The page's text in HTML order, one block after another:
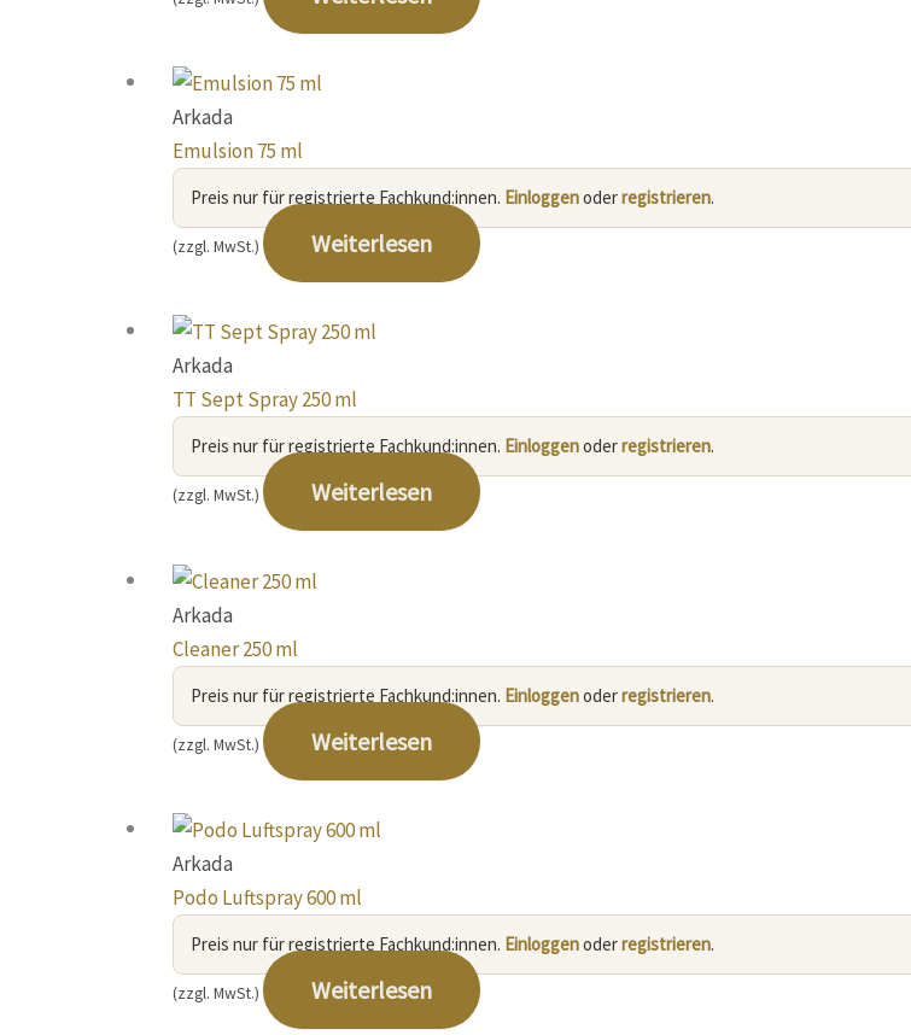
Arkada
Emulsion 75 ml
Preis nur für registrierte Fachkund:innen. Einloggenoderregistrieren.
(zzgl. MwSt.) Weiterlesen
Arkada
TT Sept Spray 250 ml
Preis nur für registrierte Fachkund:innen. Einloggenoderregistrieren.
(zzgl. MwSt.) Weiterlesen
Arkada
Cleaner 250 ml
Preis nur für registrierte Fachkund:innen. Einloggenoderregistrieren.
(zzgl. MwSt.) Weiterlesen
Arkada
Podo Luftspray 600 ml
Preis nur für registrierte Fachkund:innen. Einloggenoderregistrieren.
(zzgl. MwSt.) Weiterlesen